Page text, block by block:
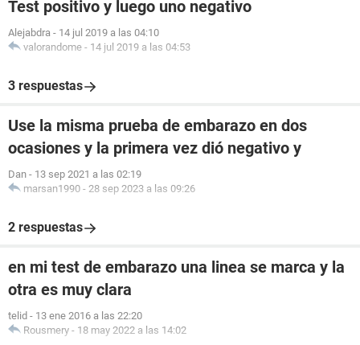
Test positivo y luego uno negativo
Alejabdra - 14 jul 2019 a las 04:10
valorandome - 14 jul 2019 a las 04:53
3 respuestas
Use la misma prueba de embarazo en dos
ocasiones y la primera vez dió negativo y
Dan - 13 sep 2021 a las 02:19
marsan1990 - 28 sep 2023 a las 09:26
2 respuestas
en mi test de embarazo una linea se marca y la
otra es muy clara
telid - 13 ene 2016 a las 22:20
Rousmery - 18 may 2022 a las 14:02